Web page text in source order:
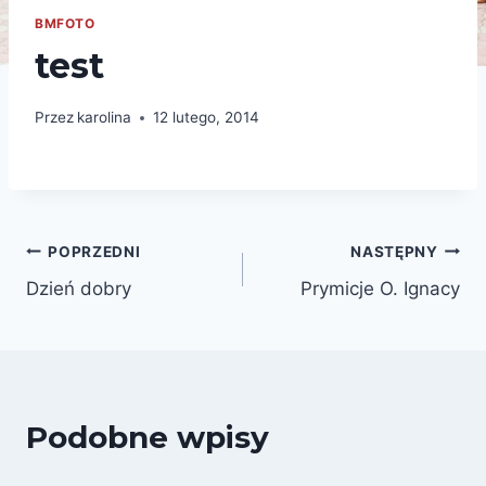
BMFOTO
test
Przez karolina 12 lutego, 2014
Nawigacja
wpisu
POPRZEDNI
Dzień dobry
NASTĘPNY
Prymicje O. Ignacy
Podobne wpisy